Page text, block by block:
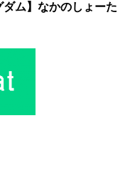
ム】なかのしょーた